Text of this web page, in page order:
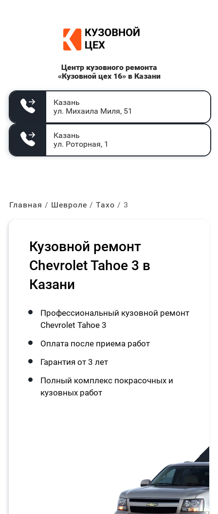
Центр кузовного ремонта
«Кузовной цех 16» в Казани
Казань
ул. Михаила Миля, 51
Казань
ул. Роторная, 1
Главная Шевроле Тахо 3
Кузовной ремонт
Chevrolet Tahoe 3 в
Казани
Профессиональный кузовной ремонт
Chevrolet Tahoe 3
Оплата после приема работ
Гарантия от 3 лет
Полный комплекс покрасочных и
кузовных работ